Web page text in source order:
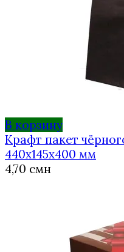
В корзину
Крафт пакет
440х145х400 мм
4,70 смн